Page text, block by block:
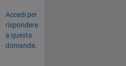
Accedi per
rispondere
a questa
domanda.